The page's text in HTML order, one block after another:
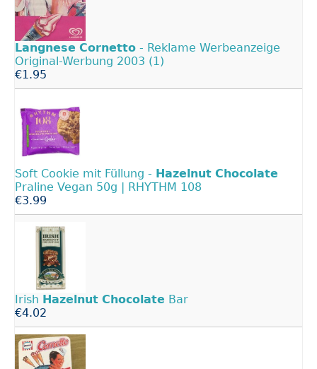
Langnese Cornetto - Reklame Werbeanzeige
Original-Werbung 2003 (1)
€1.95
Soft Cookie mit Füllung - Hazelnut Chocolate
Praline Vegan 50g | RHYTHM 108
€3.99
Irish Hazelnut Chocolate Bar
€4.02